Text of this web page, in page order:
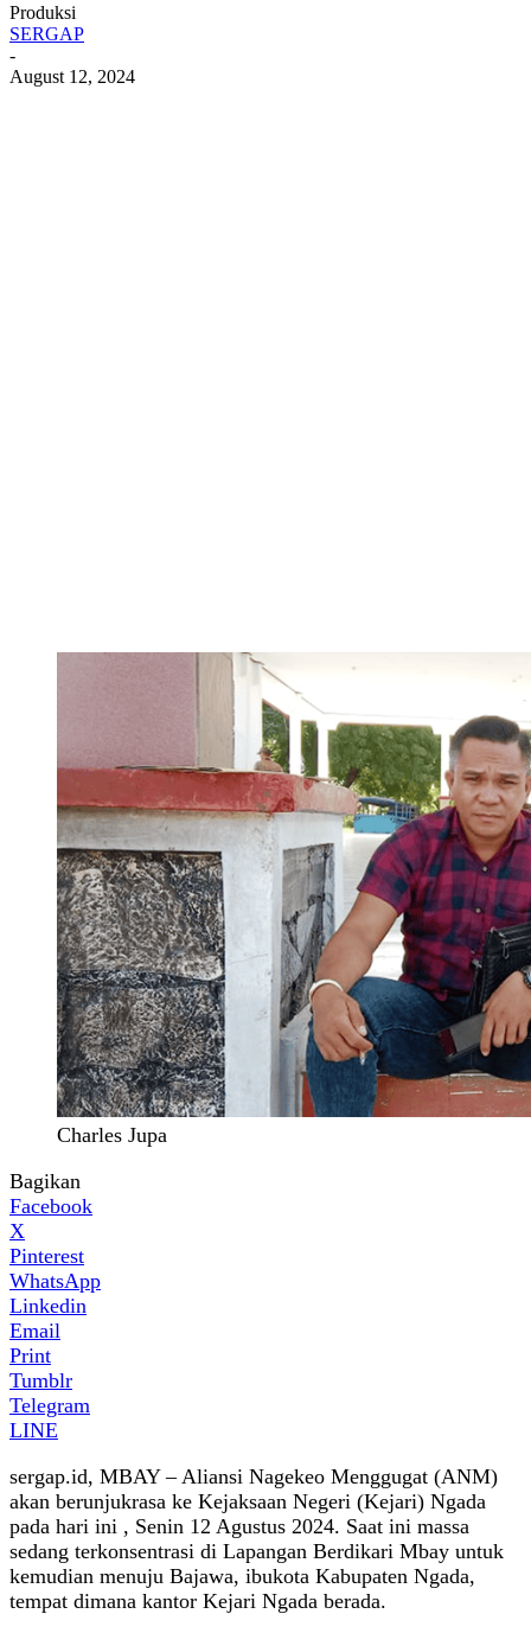
Produksi
SERGAP
-
August 12, 2024
Charles Jupa
Bagikan
Facebook
X
Pinterest
WhatsApp
Linkedin
Email
Print
Tumblr
Telegram
LINE
sergap.id, MBAY – Aliansi Nagekeo Menggugat (ANM)
akan berunjukrasa ke Kejaksaan Negeri (Kejari) Ngada
pada hari ini , Senin 12 Agustus 2024. Saat ini massa
sedang terkonsentrasi di Lapangan Berdikari Mbay untuk
kemudian menuju Bajawa, ibukota Kabupaten Ngada,
tempat dimana kantor Kejari Ngada berada.